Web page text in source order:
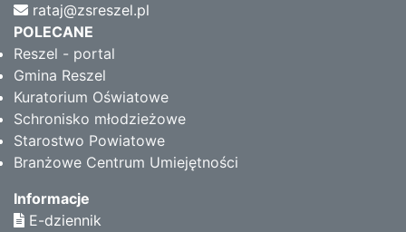
rataj@zsreszel.pl
POLECANE
Reszel - portal
Gmina Reszel
Kuratorium Oświatowe
Schronisko młodzieżowe
Starostwo Powiatowe
Branżowe Centrum Umiejętności
Informacje
E-dziennik